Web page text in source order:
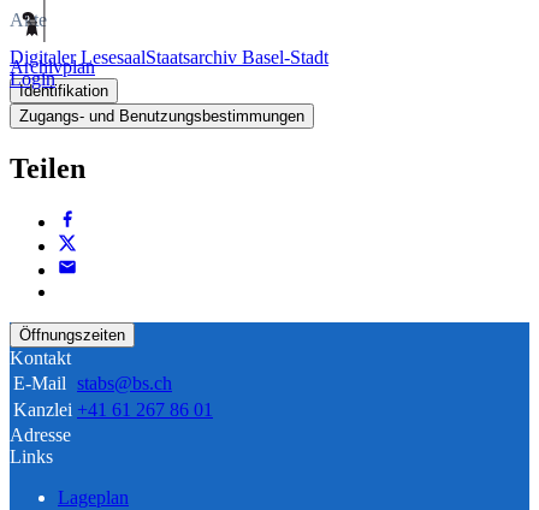
Digitaler LesesaalStaatsarchiv Basel-Stadt
Login
Akte
Archivplan
Identifikation
Zugangs- und Benutzungsbestimmungen
Teilen
Öffnungszeiten
Kontakt
E-Mail stabs@bs.ch
Kanzlei +41 61 267 86 01
Adresse
Links
Lageplan